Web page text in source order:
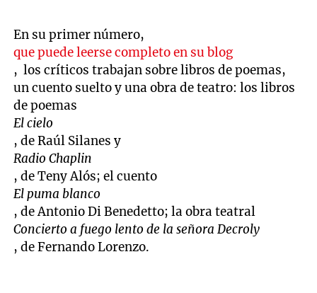
En su primer número,
que puede leerse completo en su blog
, los críticos trabajan sobre libros de poemas,
un cuento suelto y una obra de teatro: los libros
de poemas
El cielo
, de Raúl Silanes y
Radio Chaplin
, de Teny Alós; el cuento
El puma blanco
, de Antonio Di Benedetto; la obra teatral
Concierto a fuego lento de la señora Decroly
, de Fernando Lorenzo.